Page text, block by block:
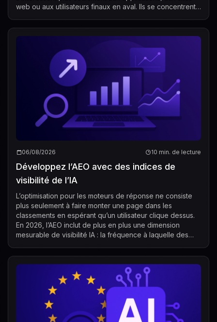
web ou aux utilisateurs finaux en aval. Ils se concentrent
06/08/2026 10 min. de lecture
Développez l’AEO avec des indices de
visibilité de l’IA
L’optimisation pour les moteurs de réponse ne consiste
plus seulement à faire monter une page dans les
classements en espérant qu’un utilisateur clique dessus.
En 2026, l’AEO inclut de plus en plus une dimension
mesurable de visibilité IA : la fréquence à laquelle des